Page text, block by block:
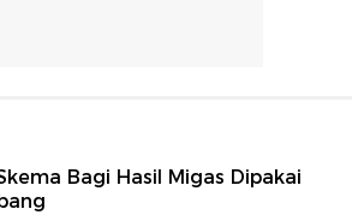
Bagi Hasil Migas Dipakai